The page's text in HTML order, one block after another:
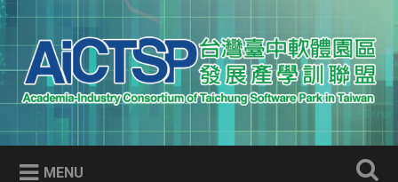
Skip
to
content
Search
AICTSP 台灣臺中軟體園區發展
產學訓聯盟
Academia-Industry Consortium of Taichung Software Park
in Taiwan
MENU